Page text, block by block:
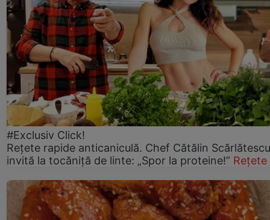
#Exclusiv Click!
Rețete rapide anticaniculă. Chef Cătălin
invită la tocăniță de linte: „Spor la proteine!” Rețete